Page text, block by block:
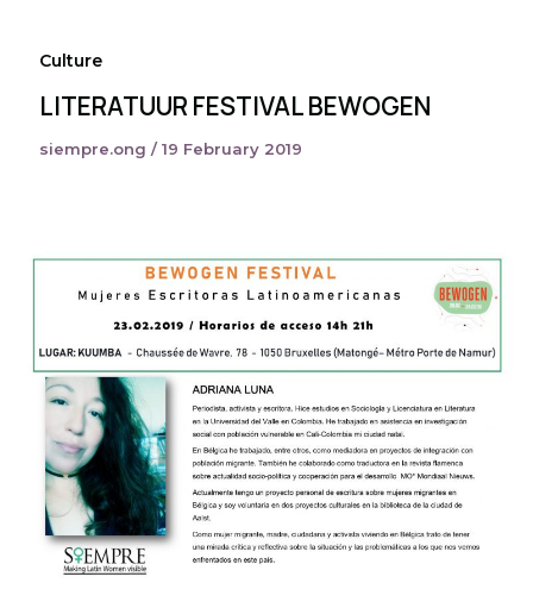
Culture
LITERATUUR FESTIVAL BEWOGEN
siempre.ong /19 February 2019